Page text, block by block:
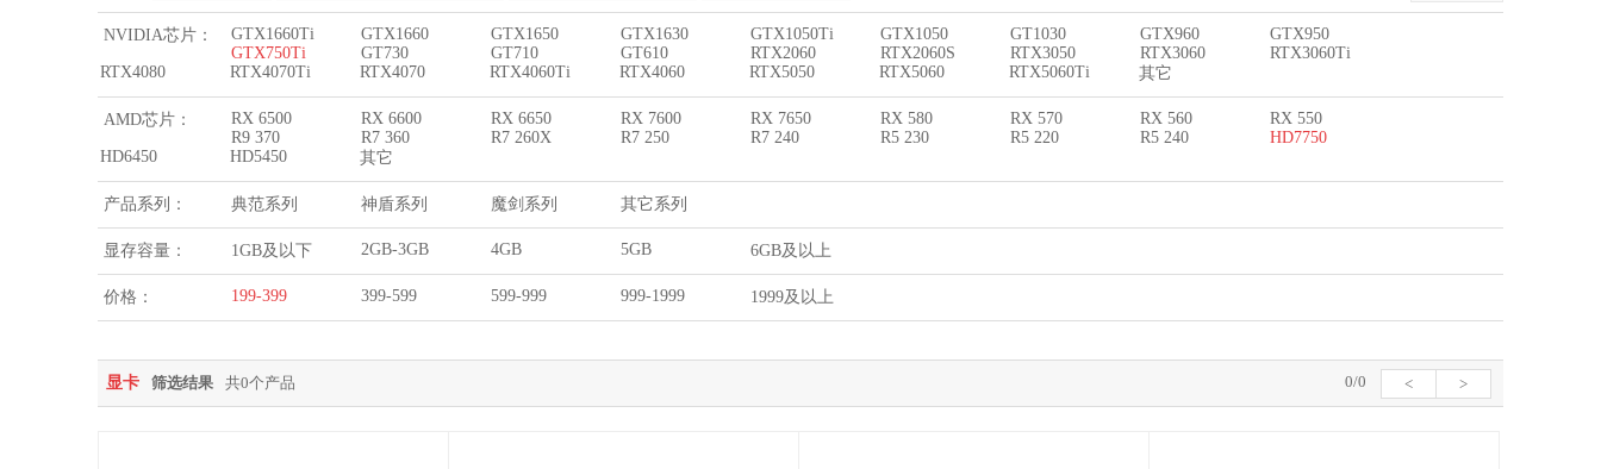
NVIDIA芯片： GTX1660Ti GTX1660 GTX1650 GTX1630 GTX1050Ti GTX1050 GT1030 GTX960
GTX950
GTX750Ti
GT730 GT710 GT610 RTX2060 RTX2060S RTX3050 RTX3060
RTX3060Ti
RTX4080
RTX4070Ti RTX4070 RTX4060Ti RTX4060 RTX5050 RTX5060 RTX5060Ti 其它
AMD芯片： RX 6500 RX 6600 RX 6650 RX 7600 RX 7650 RX 580 RX 570 RX 560
RX 550
R9 370
R7 360 R7 260X R7 250 R7 240 R5 230 R5 220 R5 240
HD7750
HD6450
HD5450 其它
产品系列： 典范系列 神盾系列 魔剑系列 其它系列
显存容量： 1GB及以下 2GB-3GB 4GB 5GB 6GB及以上
价格： 199-399 399-599 599-999 999-1999 1999及以上
显卡 筛选结果 共0个产品 0/0 < >